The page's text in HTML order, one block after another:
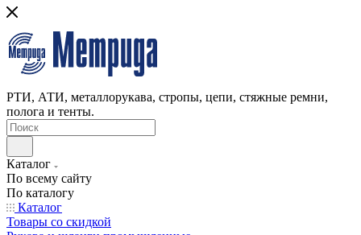
РТИ, АТИ, металлорукава, стропы, цепи, стяжные ремни,
полога и тенты.
Каталог
По всему сайту
По каталогу
Каталог
Товары со скидкой